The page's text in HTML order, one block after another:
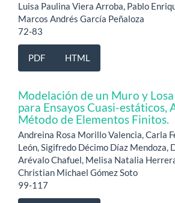
Luisa Paulina Viera Arroba, Pablo
Marcos Andrés García Peñaloza
72-83
PDF HTML
Modelación de un Muro y
para Ensayos Cuasi-estáticos,
Método de Elementos Finitos.
Andreina Rosa Morillo Valencia, Carla
León, Sigifredo Décimo Díaz Mendoza,
Arévalo Chafuel, Melisa Natalia
Christian Michael Gómez Soto
99-117